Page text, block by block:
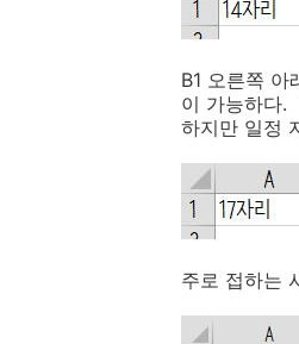
B1 오른쪽
이 가능하다.
하지만 일정
주로 접하는